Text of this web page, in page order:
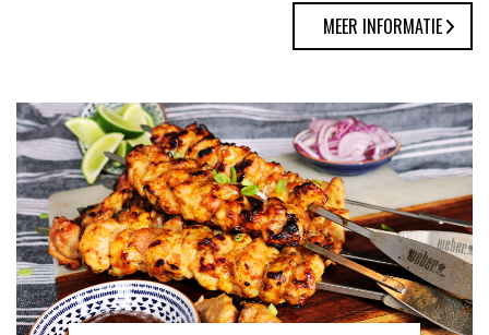
MEER INFORMATIE